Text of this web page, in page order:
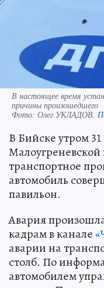
В настоящее время
причины произошедшего
Фото: Олег УКЛАДОВ.
В Бийске утром
транспортное
автомобиль
павильон.
Авария
кадрам в канале
аварии на
столб. По
автомобилем